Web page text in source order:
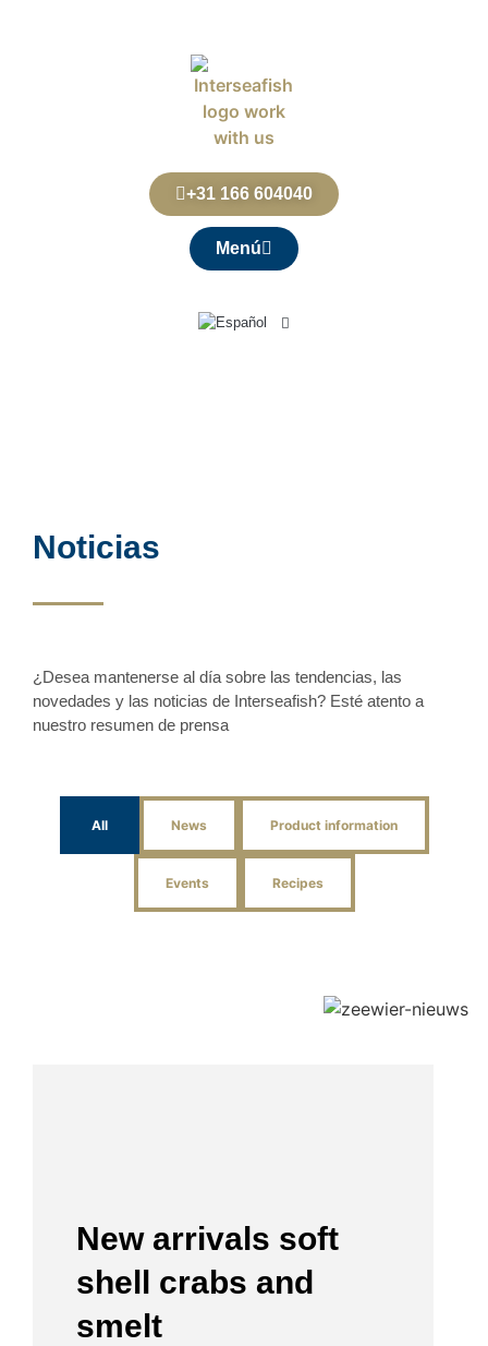
+31 166 604040
Menú
Noticias
¿Desea mantenerse al día sobre las tendencias, las
novedades y las noticias de Interseafish? Esté atento a
nuestro resumen de prensa
News Product information
Events Recipes
All
New arrivals soft
shell crabs and
smelt